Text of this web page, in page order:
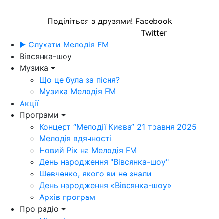
Поділіться з друзями! Facebook
Twitter
Слухати Мелодія FM
Вівсянка-шоу
Музика
Що це була за пісня?
Музика Мелодія FM
Акції
Програми
Концерт “Мелодії Києва” 21 травня 2025
Мелодія вдячності
Новий Рік на Мелодія FM
День народження "Вівсянка-шоу"
Шевченко, якого ви не знали
День народження «Вівсянка-шоу»
Архів програм
Про радіо